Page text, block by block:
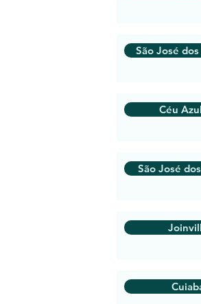
São José
Céu
São José